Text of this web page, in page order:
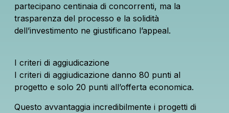
partecipano centinaia di concorrenti, ma la
trasparenza del processo e la solidità
dell’investimento ne giustificano l’appeal.
I criteri di aggiudicazione
I criteri di aggiudicazione danno 80 punti al
progetto e solo 20 punti all’offerta economica.
Questo avvantaggia incredibilmente i progetti di